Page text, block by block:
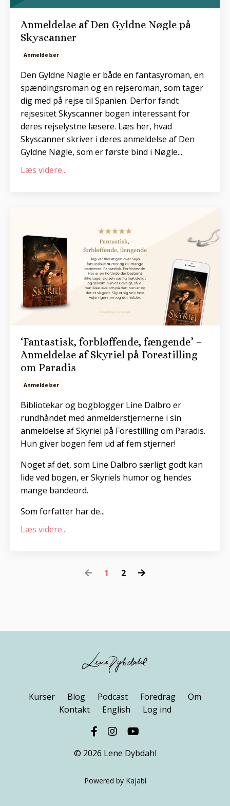
Anmeldelse af Den Gyldne Nøgle på
Skyscanner
Anmeldelser
Den Gyldne Nøgle er både en fantasyroman, en
spændingsroman og en rejseroman, som tager
dig med på rejse til Spanien. Derfor fandt
rejsesitet Skyscanner bogen interessant for
deres rejselystne læsere. Læs her, hvad
Skyscanner skriver i deres anmeldelse af Den
Gyldne Nøgle, som er første bind i Nøgle...
Læs videre...
‘Fantastisk, forbløffende, fængende’ –
Anmeldelse af Skyriel på Forestilling
om Paradis
Anmeldelser
Bibliotekar og bogblogger Line Dalbro er
rundhåndet med anmelderstjernerne i sin
anmeldelse af Skyriel på Forestilling om Paradis.
Hun giver bogen fem ud af fem stjerner!
Noget af det, som Line Dalbro særligt godt kan
lide ved bogen, er Skyriels humor og hendes
mange bandeord.
Som forfatter har de...
Læs videre...
1 2
Kurser Blog Podcast Foredrag
Om
Kontakt
English Log ind
© 2026 Lene Dybdahl
Powered by Kajabi